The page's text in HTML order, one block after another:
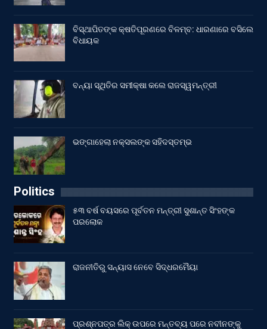
ବିସ୍ଥାପିତଙ୍କ କ୍ଷତିପୂରଣରେ ବିଳମ୍ବ: ଧାରଣାରେ ବସିଲେ
ବିଧାୟକ
ବନ୍ୟା ସ୍ଥିତିର ସମୀକ୍ଷା କଲେ ରାଜସ୍ୱମନ୍ତ୍ରୀ
ଭଙ୍ଗାହେଲା ନକ୍ସଲଙ୍କ ସହିଦସ୍ତମ୍ଭ
Politics
୫୩ ବର୍ଷ ବୟସରେ ପୂର୍ବତନ ମନ୍ତ୍ରୀ ସୁଶାନ୍ତ ସିଂହଙ୍କ
ପରଲୋକ
ରାଜନୀତିରୁ ସନ୍ୟାସ ନେବେ ସିଦ୍ଧରମୈୟା
ପ୍ରଶ୍ନପତ୍ର ଲିକ୍ ଉପରେ ମନ୍ତବ୍ୟ ପରେ ନବୀନଙ୍କୁ